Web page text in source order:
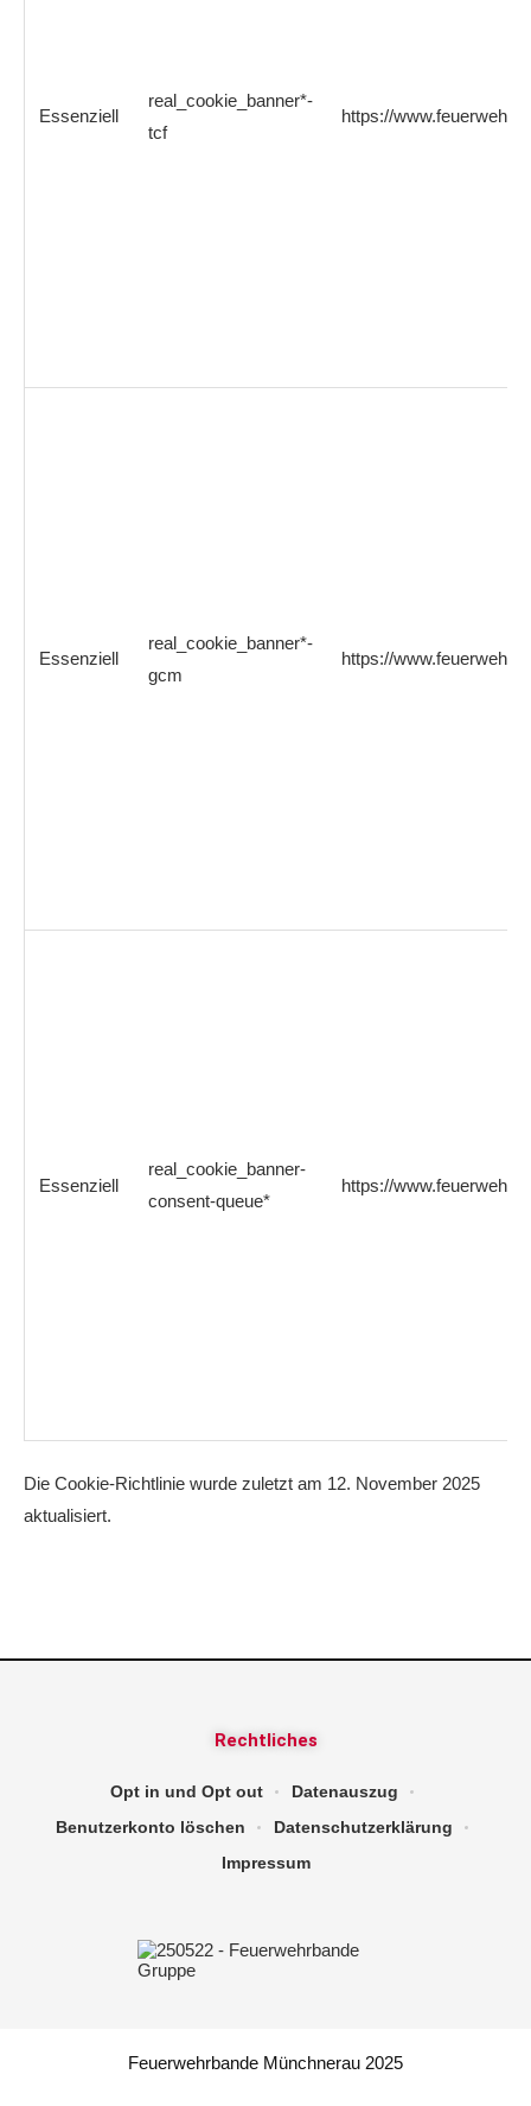
Essenziell
real_cookie_banner*-
tcf
https://
Essenziell
real_cookie_banner*-
gcm
https://
Essenziell
real_cookie_banner-
consent-queue*
https://
Die Cookie-Richtlinie wurde zuletzt am 12. November 2025
aktualisiert.
Rechtliches
Opt in und Opt out
Datenauszug
Benutzerkonto löschen
Datenschutzerklärung
Impressum
Feuerwehrbande Münchnerau 2025